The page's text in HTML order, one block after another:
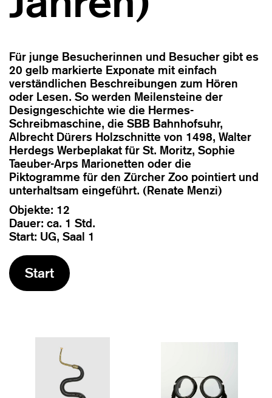
Für junge Besucherinnen und Besucher gibt es
20 gelb markierte Exponate mit einfach
verständlichen Beschreibungen zum Hören
oder Lesen. So werden Meilensteine der
Designgeschichte wie die Hermes-
Schreibmaschine, die SBB Bahnhofsuhr,
Albrecht Dürers Holzschnitte von 1498, Walter
Herdegs Werbeplakat für St. Moritz, Sophie
Taeuber-Arps Marionetten oder die
Piktogramme für den Zürcher Zoo pointiert und
unterhaltsam eingeführt. (Renate Menzi)
Objekte: 12
Dauer: ca. 1 Std.
Start: UG, Saal 1
Start